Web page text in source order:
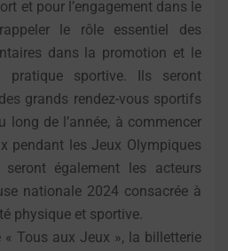
et pour l’engagement dans le
le rôle essentiel des
dans la promotion et le
pratique sportive. Ils seront
grands rendez-vous sportifs
long de l’année, à commencer
pendant les Jeux Olympiques
également les acteurs
nationale 2024 consacrée à
physique et sportive.
« Tous aux Jeux », la billetterie